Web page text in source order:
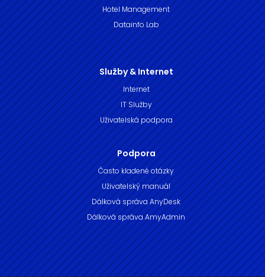
Hotel Management
Datainfo Lab
Služby & Internet
Internet
IT Služby
Uživatelská podpora
Podpora
Často kladené otázky
Uživatelský manuál
Dálková správa AnyDesk
Dálková správa AmyAdmin